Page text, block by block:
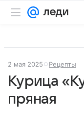
2 мая 2025 Рецепты
Курица
пряная